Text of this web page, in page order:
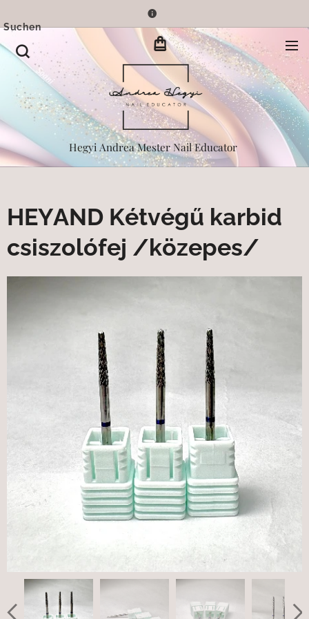
Hegyi Andrea Mester Nail Educator
Suchen
HEYAND Kétvégű karbid
csiszolófej /közepes/